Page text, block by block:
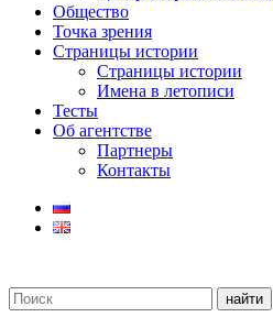
Общество
Точка зрения
Страницы истории
Страницы истории
Имена в летописи
Тесты
Об агентстве
Партнеры
Контакты